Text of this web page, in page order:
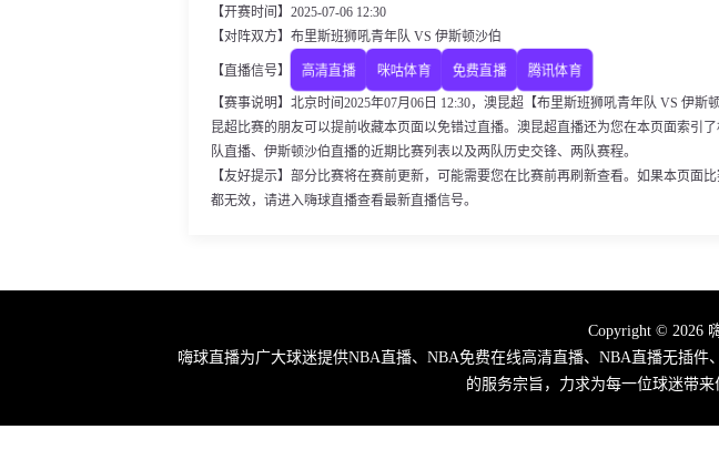
【开赛时间】2025-07-06 12:30
【对阵双方】布里斯班狮吼青年队 VS 伊斯顿沙伯
【直播信号】 高清直播 咪咕体育 免费直播 腾讯体育
【赛事说明】北京时间2025年07月06日 12:30，澳昆超【布里斯班狮吼青年队 VS 伊
昆超比赛的朋友可以提前收藏本页面以免错过直播。澳昆超直播还为您在本页面索引
队直播、伊斯顿沙伯直播的近期比赛列表以及两队历史交锋、两队赛程。
【友好提示】部分比赛将在赛前更新，可能需要您在比赛前再刷新查看。如果本页面
都无效，请进入嗨球直播查看最新直播信号。
Copyright © 2026
嗨球直播为广大球迷提供NBA直播、NBA免费在线高清直播、NBA直播无插
的服务宗旨，力求为每一位球迷带